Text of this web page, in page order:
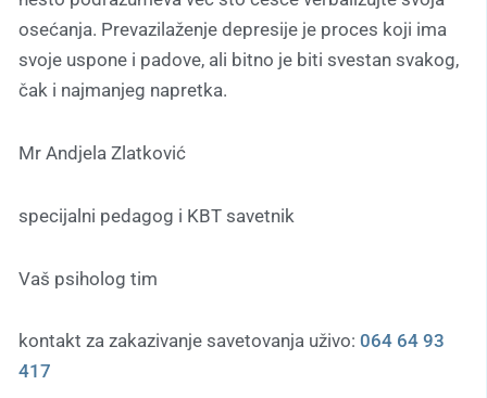
osećanja. Prevazilaženje depresije je proces koji ima
svoje uspone i padove, ali bitno je biti svestan svakog,
čak i najmanjeg napretka.
Mr Andjela Zlatković
specijalni pedagog i KBT savetnik
Vaš psiholog tim
kontakt za zakazivanje savetovanja uživo: 064 64 93
417